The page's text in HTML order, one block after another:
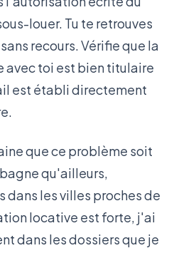
louer. Tu te retrouves
recours. Vérifie que la
avec toi est bien titulaire
est établi directement
que ce problème soit
qu'ailleurs,
dans les villes proches de
locative est forte, j'ai
dans les dossiers que je